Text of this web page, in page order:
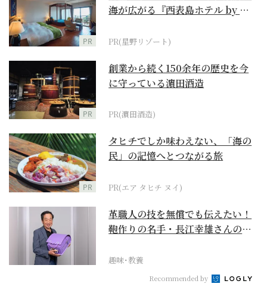
PR
海が広がる『西表島ホテル by 星
PR(星野リゾート)
PR
創業から続く150余年の歴史を今
に守っている濵田酒造
PR(濵田酒造)
PR
タヒチでしか味わえない、「海の
民」の記憶へとつながる旅
PR(エア タヒチ ヌイ)
革職人の技を無償でも伝えたい！
鞄作りの名手・長江幸雄さんの第
趣味･教養
Recommended by